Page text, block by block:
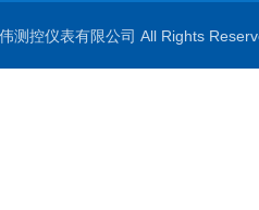
伟测控仪表有限公司 All Rights